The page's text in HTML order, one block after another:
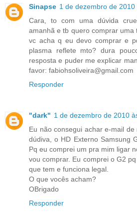
Sinapse 1 de dezembro de 2010
Cara, to com uma dúvida
amanhã e tb quero comprar uma
vc acha q eu devo comprar e
plasma reflete mto? dura
resposta e puder me explicar
favor: fabiohsoliveira@gmail.com
Responder
"dark" 1 de dezembro de 2010
Eu não consegui achar e-mail
dúdiva, o HD Externo Samsung
Pq eu comprei um pra mim ligar
vou comprar. Eu comprei o G2
que tem e funciona legal.
O que vocês acham?
OBrigado
Responder